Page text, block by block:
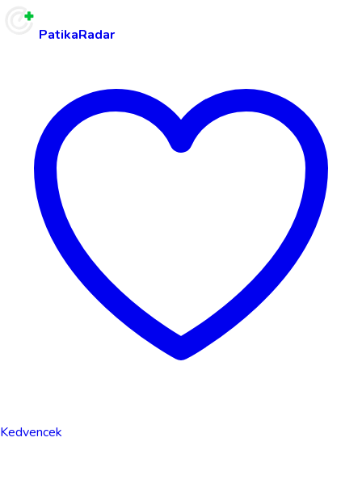
PatikaRadar
Kedvencek